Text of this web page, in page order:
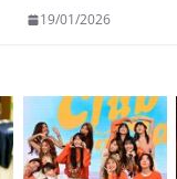
19/01/2026